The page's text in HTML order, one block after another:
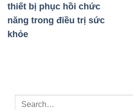
thiết bị phục hồi chức
năng trong điều trị sức
khỏe